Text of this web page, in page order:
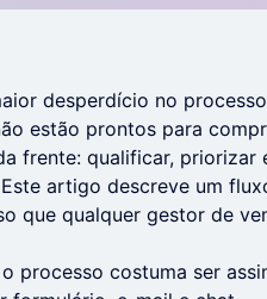
desperdício no
estão prontos para
frente: qualificar, priorizar
artigo descreve um
que qualquer gestor de
processo costuma ser